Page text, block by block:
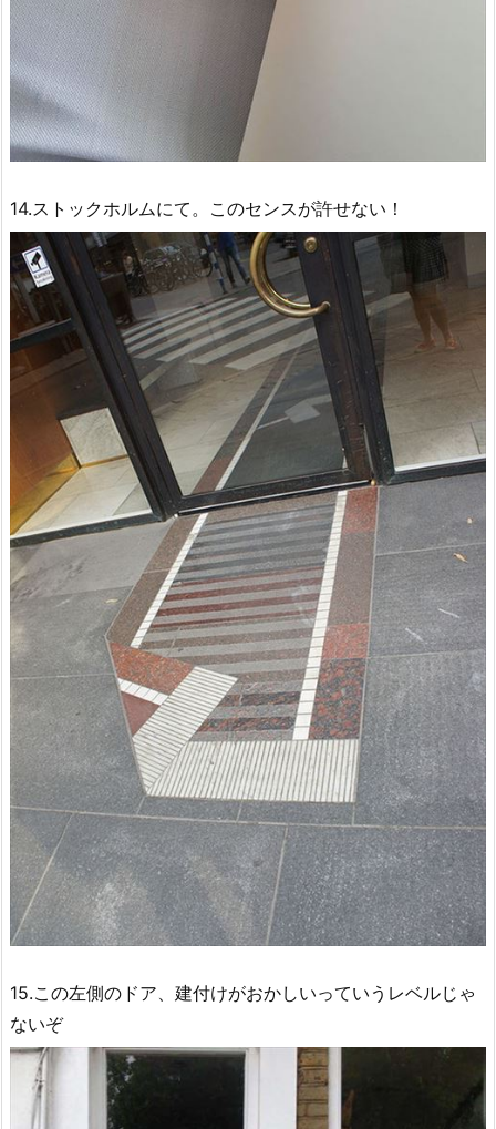
14.ストックホルムにて。このセンスが許せない！
15.この左側のドア、建付けがおかしいっていうレベルじゃ
ないぞ